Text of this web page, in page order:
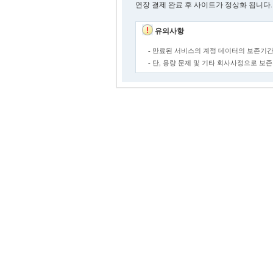
연장 결제 완료 후 사이트가 정상화 됩니다.
유의사항
- 만료된 서비스의 계정 데이터의 보존기
- 단, 용량 문제 및 기타 회사사정으로 보